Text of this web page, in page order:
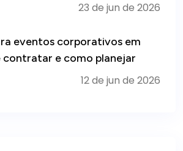
23 de jun de 2026
eventos corporativos em
contratar e como planejar
12 de jun de 2026